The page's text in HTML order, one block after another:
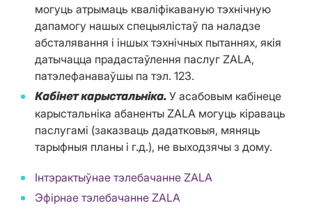
могуць атрымаць кваліфікаваную тэхнічную
дапамогу нашых спецыялістаў па наладзе
абсталявання і іншых тэхнічных пытаннях, якія
датычацца прадастаўлення паслуг ZALA,
патэлефанаваўшы па тэл. 123.
Кабінет карыстальніка. У асабовым кабінеце
карыстальніка абаненты ZALA могуць кіраваць
паслугамі (заказваць дадатковыя, мяняць
тарыфныя планы і г.д.), не выходзячы з дому.
Інтэрактыўнае тэлебачанне ZALA
Эфірнае тэлебачанне ZALA